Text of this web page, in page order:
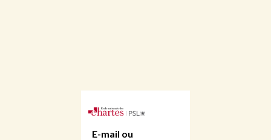
E-mail ou